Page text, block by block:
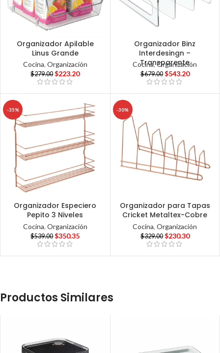
Organizador Apilable
Linus Grande
Cocina, Organización
$279.00 $223.20
Organizador Binz
Interdesingn –
Transparente
Cocina,Organización
$679.00 $543.20
-35%
Organizador Especiero
Pepito 3 Niveles
Cocina, Organización
$539.00 $350.35
-30%
Organizador para Tapas
Cricket Metaltex-Cobre
Cocina,Organización
$329.00 $230.30
Productos Similares